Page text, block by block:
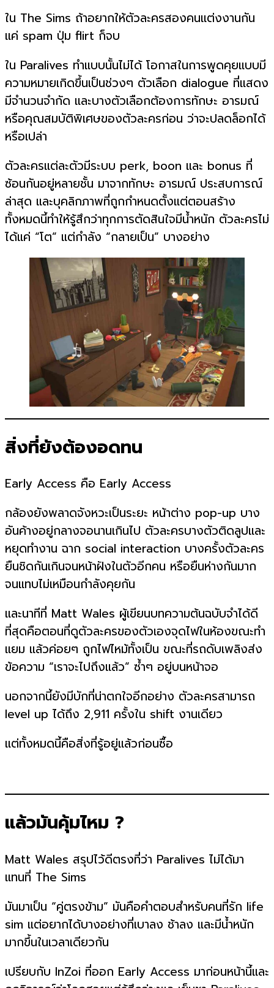
ใน The Sims ถ้าอยากให้ตัวละครสองคนแต่งงานกัน
แค่ spam ปุ่ม flirt ก็จบ
ใน Paralives ทำแบบนั้นไม่ได้ โอกาสในการพูดคุยแบบมี
ความหมายเกิดขึ้นเป็นช่วงๆ ตัวเลือก dialogue ที่แสดง
มีจำนวนจำกัด และบางตัวเลือกต้องการทักษะ อารมณ์
หรือคุณสมบัติพิเศษของตัวละครก่อน ว่าจะปลดล็อกได้
หรือเปล่า
ตัวละครแต่ละตัวมีระบบ perk, boon และ bonus ที่
ซ้อนกันอยู่หลายชั้น มาจากทักษะ อารมณ์ ประสบการณ์
ล่าสุด และบุคลิกภาพที่ถูกกำหนดตั้งแต่ตอนสร้าง
ทั้งหมดนี้ทำให้รู้สึกว่าทุกการตัดสินใจมีน้ำหนัก ตัวละครไม่
ได้แค่ “โต” แต่กำลัง “กลายเป็น” บางอย่าง
สิ่งที่ยังต้องอดทน
Early Access คือ Early Access
กล้องยังพลาดจังหวะเป็นระยะ หน้าต่าง pop-up บาง
อันค้างอยู่กลางจอนานเกินไป ตัวละครบางตัวติดลูปและ
หยุดทำงาน ฉาก social interaction บางครั้งตัวละคร
ยืนชิดกันเกินจนหน้าฝังในตัวอีกคน หรือยืนห่างกันมาก
จนแทบไม่เหมือนกำลังคุยกัน
และนาทีที่ Matt Wales ผู้เขียนบทความต้นฉบับจำได้ดี
ที่สุดคือตอนที่ดูตัวละครของตัวเองจุดไฟในห้องขณะทำ
แยม แล้วค่อยๆ ถูกไฟไหม้ทั้งเป็น ขณะที่รถดับเพลิงส่ง
ข้อความ “เราจะไปถึงแล้ว” ซ้ำๆ อยู่บนหน้าจอ
นอกจากนี้ยังมีบักที่น่าตกใจอีกอย่าง ตัวละครสามารถ
level up ได้ถึง 2,911 ครั้งใน shift งานเดียว
แต่ทั้งหมดนี้คือสิ่งที่รู้อยู่แล้วก่อนซื้อ
แล้วมันคุ้มไหม ?
Matt Wales สรุปไว้ดีตรงที่ว่า Paralives ไม่ได้มา
แทนที่ The Sims
มันมาเป็น “คู่ตรงข้าม” มันคือคำตอบสำหรับคนที่รัก life
sim แต่อยากได้บางอย่างที่เบาลง ช้าลง และมีน้ำหนัก
มากขึ้นในเวลาเดียวกัน
เปรียบกับ InZoi ที่ออก Early Access มาก่อนหน้านี้และ